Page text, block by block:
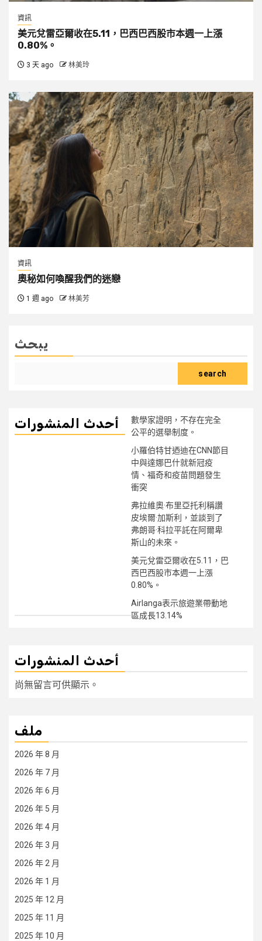
資訊
美元兌雷亞爾收在5.11，巴西巴西股市本週一上漲
0.80%。
3 天 ago 林美玲
資訊
奧秘如何喚醒我們的迷戀
1 週 ago 林美芳
يبحث
search
أحدث المنشورات
數學家證明，不存在完全
公平的選舉制度。
小羅伯特甘迺迪在CNN節目
中與達娜巴什就新冠疫
情、福奇和疫苗問題發生
衝突
弗拉維奧·布里亞托利稱讚
皮埃爾·加斯利，並談到了
弗朗哥·科拉平託在阿爾卑
斯山的未來。
美元兌雷亞爾收在5.11，巴
西巴西股市本週一上漲
0.80%。
Airlanga表示旅遊業帶動地
區成長13.14%
أحدث المنشورات
尚無留言可供顯示。
ملف
2026 年 8 月
2026 年 7 月
2026 年 6 月
2026 年 5 月
2026 年 4 月
2026 年 3 月
2026 年 2 月
2026 年 1 月
2025 年 12 月
2025 年 11 月
2025 年 10 月